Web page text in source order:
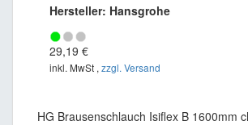
Hersteller: Hansgrohe
29,19 €
inkl. MwSt , zzgl. Versand
HG Brausenschlauch Isiflex B 1600mm